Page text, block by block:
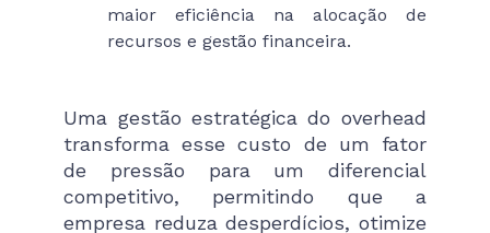
maior eficiência na alocação de
recursos e gestão financeira.
Uma gestão estratégica do overhead
transforma esse custo de um fator
de pressão para um diferencial
competitivo, permitindo que a
empresa reduza desperdícios, otimize